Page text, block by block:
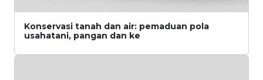
Konservasi tanah dan air: pemaduan pola
usahatani, pangan dan ke